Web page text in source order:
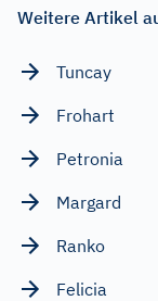
Weitere Artikel
Tuncay
Frohart
Petronia
Margard
Ranko
Felicia